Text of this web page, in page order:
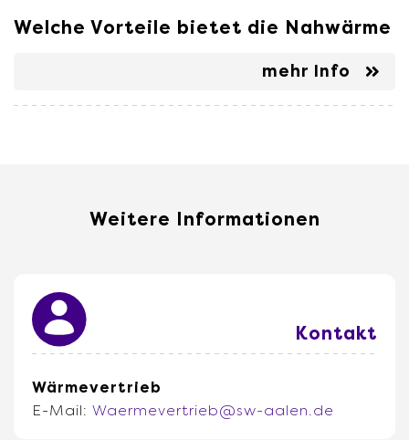
Welche Vorteile bietet die Nahwärme
mehr Info
Weitere Informationen
Kontakt
Wärmevertrieb
E-Mail: Waermevertrieb@sw-aalen.de